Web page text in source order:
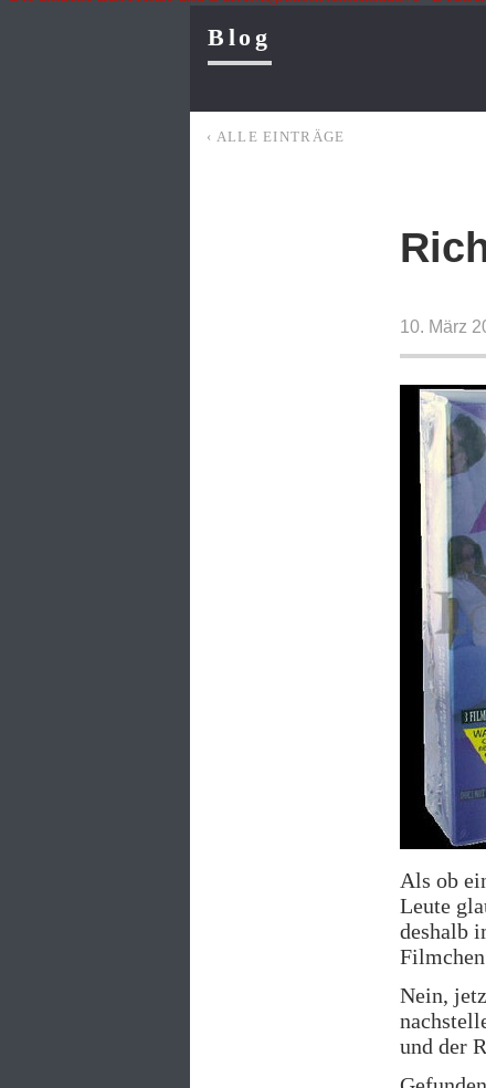
Blog
‹ ALLE EINTRÄGE
10. März
Als ob
Leute
deshalb
Nein,
und der